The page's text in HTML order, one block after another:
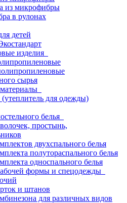
из микрофибры
в рулонах
детей
изделия
сырья
для одежды)
белья
простынь,
двухспального белья
полутораспального белья
односпального белья
формы и спецодежды
и штанов
для различных видов